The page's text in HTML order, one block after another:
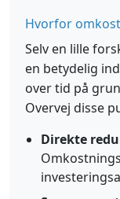
Hvorfor
Selv en lille
en betydelig
over tid på
Overvej disse
Direkte